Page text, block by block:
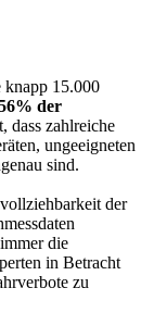
knapp 15.000
der
dass zahlreiche
ungeeigneten
sind.
der
die
in Betracht
zu